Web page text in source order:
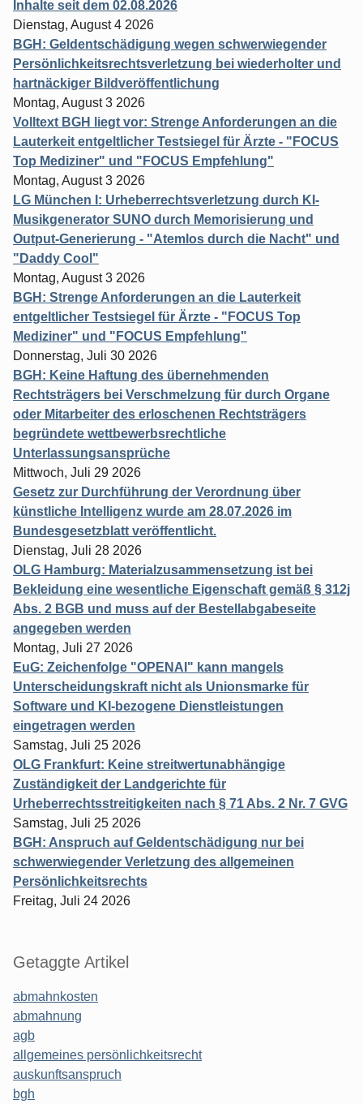
Inhalte seit dem 02.08.2026
Dienstag, August 4 2026
BGH: Geldentschädigung wegen schwerwiegender
Persönlichkeitsrechtsverletzung bei wiederholter und
hartnäckiger Bildveröffentlichung
Montag, August 3 2026
Volltext BGH liegt vor: Strenge Anforderungen an die
Lauterkeit entgeltlicher Testsiegel für Ärzte - "FOCUS
Top Mediziner" und "FOCUS Empfehlung"
Montag, August 3 2026
LG München I: Urheberrechtsverletzung durch KI-
Musikgenerator SUNO durch Memorisierung und
Output-Generierung - "Atemlos durch die Nacht" und
"Daddy Cool"
Montag, August 3 2026
BGH: Strenge Anforderungen an die Lauterkeit
entgeltlicher Testsiegel für Ärzte - "FOCUS Top
Mediziner" und "FOCUS Empfehlung"
Donnerstag, Juli 30 2026
BGH: Keine Haftung des übernehmenden
Rechtsträgers bei Verschmelzung für durch Organe
oder Mitarbeiter des erloschenen Rechtsträgers
begründete wettbewerbsrechtliche
Unterlassungsansprüche
Mittwoch, Juli 29 2026
Gesetz zur Durchführung der Verordnung über
künstliche Intelligenz wurde am 28.07.2026 im
Bundesgesetzblatt veröffentlicht.
Dienstag, Juli 28 2026
OLG Hamburg: Materialzusammensetzung ist bei
Bekleidung eine wesentliche Eigenschaft gemäß § 312j
Abs. 2 BGB und muss auf der Bestellabgabeseite
angegeben werden
Montag, Juli 27 2026
EuG: Zeichenfolge "OPENAI" kann mangels
Unterscheidungskraft nicht als Unionsmarke für
Software und KI-bezogene Dienstleistungen
eingetragen werden
Samstag, Juli 25 2026
OLG Frankfurt: Keine streitwertunabhängige
Zuständigkeit der Landgerichte für
Urheberrechtsstreitigkeiten nach § 71 Abs. 2 Nr. 7 GVG
Samstag, Juli 25 2026
BGH: Anspruch auf Geldentschädigung nur bei
schwerwiegender Verletzung des allgemeinen
Persönlichkeitsrechts
Freitag, Juli 24 2026
Getaggte Artikel
abmahnkosten
abmahnung
agb
allgemeines persönlichkeitsrecht
auskunftsanspruch
bgh